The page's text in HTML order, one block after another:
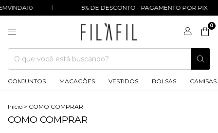
5% DE DESCONTO - PAGAMENTO POR PIX
0
CONJUNTOS MACACÕES VESTIDOS BOLSAS CAMISAS
Início > COMO COMPRAR
COMO COMPRAR